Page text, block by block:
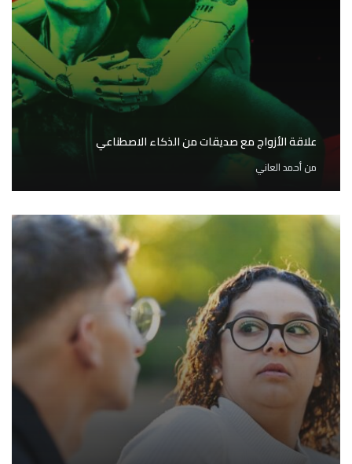
علاقة الأزواج مع صديقات من الذكاء الاصطناعي
منأحمد العاني